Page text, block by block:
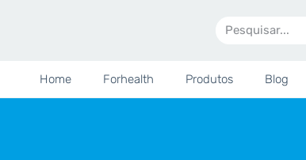
Home Forhealth Produtos Blog